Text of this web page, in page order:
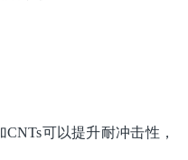
CNTs可以提升耐冲击性，